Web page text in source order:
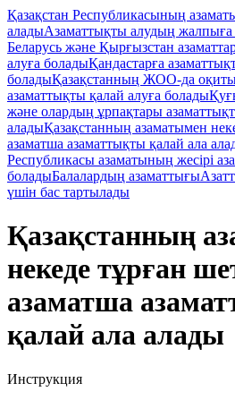
Қазақстан Республикасының
аладыАзаматтықты алудың жалпыға
Беларусь және Қырғызстан
алуға боладыҚандастарға
боладыҚазақстанның ЖОО-да
азаматтықты қалай алуға болады
және олардың ұрпақтары
аладыҚазақстанның азаматымен
азаматша азаматтықты қалай ала
Республикасы азаматының жесірі
боладыБалалардың азаматтығы
үшін бас тартылады
Қазақстанның
некеде тұрған
азаматша
қалай ала алады
Инструкция